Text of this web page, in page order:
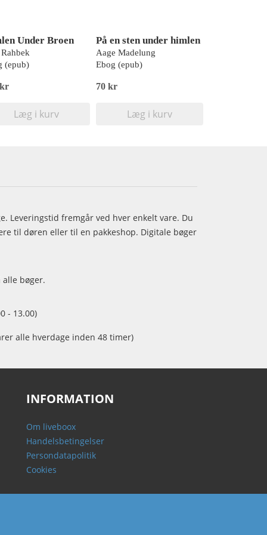
Under Broen
(epub)
Læg i kurv
På en sten under himlen
Aage Madelung
Ebog (epub)
70 kr
Læg i kurv
Leveringstid fremgår ved hver enkelt vare. Du
til døren eller til en pakkeshop. Digitale bøger
bøger.
- 13.00)
alle hverdage inden 48 timer)
INFORMATION
Om liveboox
Handelsbetingelser
Persondatapolitik
Cookies